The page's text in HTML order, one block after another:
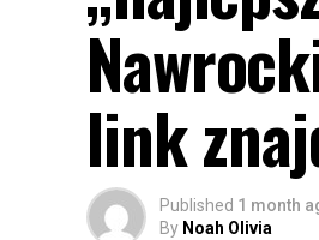
link
Published 1 month
By Noah Olivia